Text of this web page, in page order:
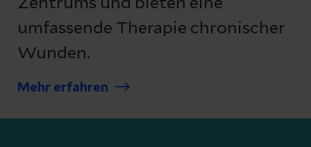
Zentrums und bieten eine
umfassende Therapie chronischer
Wunden.
Mehr erfahren